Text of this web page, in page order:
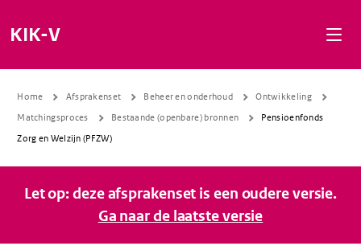
KIK-V
Home Afsprakenset Beheer en onderhoud
Ontwikkeling
Matchingsproces
Bestaande (openbare) bronnen
Pensioenfonds
Zorg en Welzijn (PFZW)
Let op: deze afsprakenset is een oudere versie.
Ga naar de laatste versie